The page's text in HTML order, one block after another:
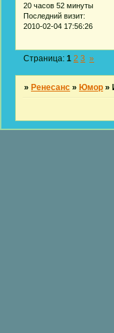
20 часов 52 минуты
Последний визит:
2010-02-04 17:56:26
Страница:1 2 3 »
»Ренесанс »Юмор »